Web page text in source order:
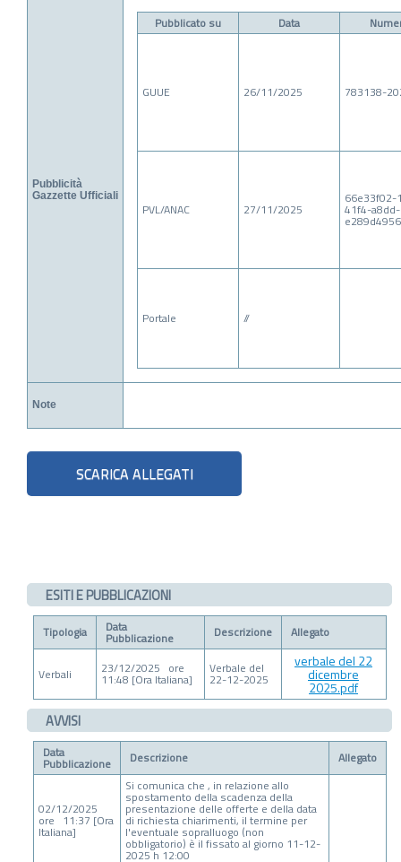
Pubblicità
Gazzette Ufficiali
Pubblicato su Data
GUUE 26/11/2025 783138-
PVL/ANAC 27/11/2025
66e33f02-
41f4-a8dd-
Portale //
Note
ESITI E PUBBLICAZIONI
Tipologia Data
Pubblicazione Descrizione Allegato
Verbali 23/12/2025 ore
11:48 [Ora Italiana]
Verbale del
22-12-2025
verbale del 22
dicembre
2025.pdf
AVVISI
Data
Pubblicazione Descrizione Allegato
02/12/2025
ore 11:37 [Ora
Italiana]
Si comunica che , in relazione allo
spostamento della scadenza della
presentazione delle offerte e della data
di richiesta chiarimenti, il termine per
l'eventuale sopralluogo (non
obbligatorio) è il fissato al giorno 11-12-
2025 h 12:00